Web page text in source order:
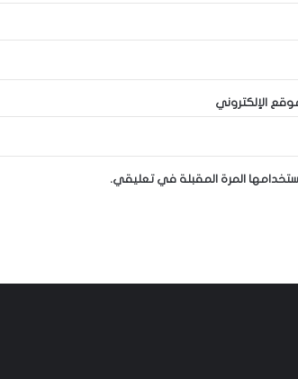
الإلكتروني
المرة المقبلة في تعليقي.